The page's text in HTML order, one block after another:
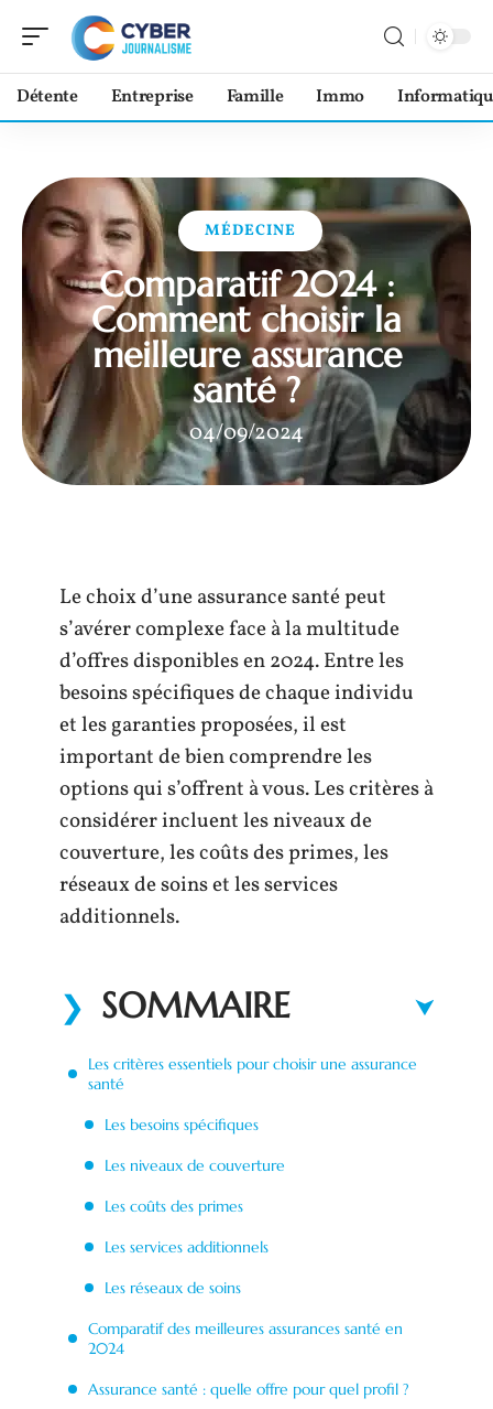
Détente Entreprise Famille Immo
MÉDECINE
Comparatif 2024 :
Comment choisir la
meilleure assurance
santé ?
04/09/2024
Le choix d’une assurance santé peut
s’avérer complexe face à la multitude
d’offres disponibles en 2024. Entre les
besoins spécifiques de chaque individu
et les garanties proposées, il est
important de bien comprendre les
options qui s’offrent à vous. Les critères à
considérer incluent les niveaux de
couverture, les coûts des primes, les
réseaux de soins et les services
additionnels.
SOMMAIRE
Les critères essentiels pour choisir une assurance
santé
Les besoins spécifiques
Les niveaux de couverture
Les coûts des primes
Les services additionnels
Les réseaux de soins
Comparatif des meilleures assurances santé en
2024
Assurance santé : quelle offre pour quel profil ?